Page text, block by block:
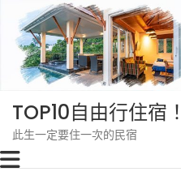
content
TOP10自由行住宿
此生一定要住一次的民宿